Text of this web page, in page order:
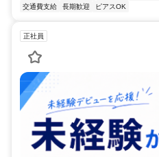
交通費支給
長期歓迎 ピアスOK
正社員